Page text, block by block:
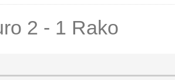
2 - 1 Rako